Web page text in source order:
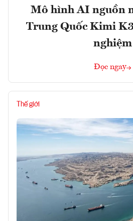
Mô hình AI nguồn
Trung Quốc Kimi
nghiệm
Đọc ngay
Thế giới